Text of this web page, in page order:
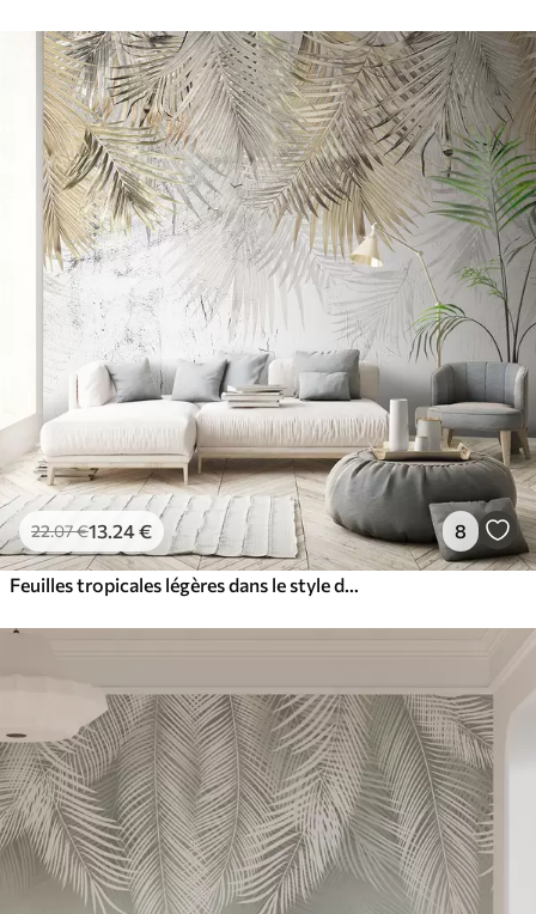
22.07€13 .24€ 8